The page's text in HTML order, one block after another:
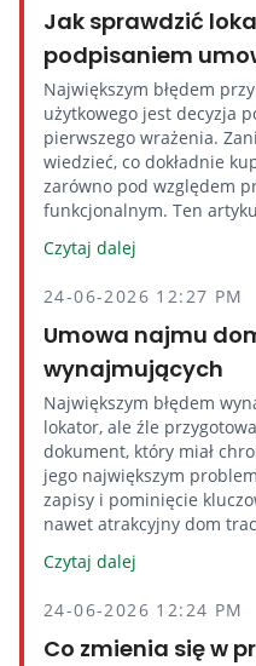
Jak sprawdzić
podpisaniem
Największym błędem
użytkowego jest decyzja
pierwszego wrażenia.
wiedzieć, co dokładnie
zarówno pod względem
funkcjonalnym. Ten
Czytaj dalej
24-06-2026 12:27 PM
Umowa najmu
wynajmujących
Największym błędem
lokator, ale źle
dokument, który miał
jego największym
zapisy i pominięcie
nawet atrakcyjny dom
Czytaj dalej
24-06-2026 12:24 PM
Co zmienia się w